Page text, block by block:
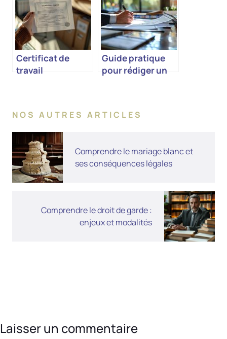
Certificat de
travail
Guide pratique
pour rédiger un
NOS AUTRES ARTICLES
Comprendre le mariage blanc et
ses conséquences légales
Comprendre le droit de garde :
enjeux et modalités
Laisser un commentaire